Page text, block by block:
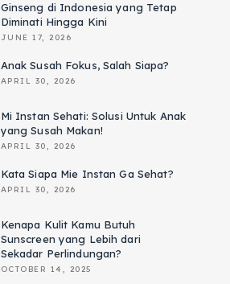
Ginseng di Indonesia yang Tetap
Diminati Hingga Kini
JUNE 17, 2026
Anak Susah Fokus, Salah Siapa?
APRIL 30, 2026
Mi Instan Sehati: Solusi Untuk Anak
yang Susah Makan!
APRIL 30, 2026
Kata Siapa Mie Instan Ga Sehat?
APRIL 30, 2026
Kenapa Kulit Kamu Butuh
Sunscreen yang Lebih dari
Sekadar Perlindungan?
OCTOBER 14, 2025